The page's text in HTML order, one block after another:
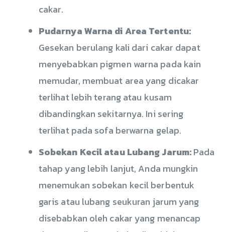
cakar.
Pudarnya Warna di Area Tertentu:
Gesekan berulang kali dari cakar dapat
menyebabkan pigmen warna pada kain
memudar, membuat area yang dicakar
terlihat lebih terang atau kusam
dibandingkan sekitarnya. Ini sering
terlihat pada sofa berwarna gelap.
Sobekan Kecil atau Lubang Jarum:Pada
tahap yang lebih lanjut, Anda mungkin
menemukan sobekan kecil berbentuk
garis atau lubang seukuran jarum yang
disebabkan oleh cakar yang menancap